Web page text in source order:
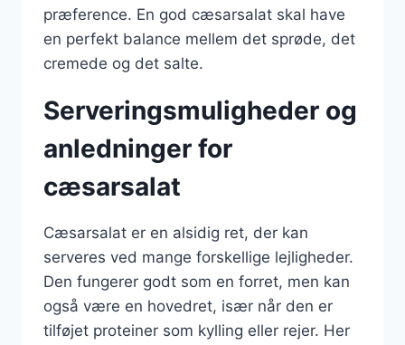
præference. En god cæsarsalat skal have
en perfekt balance mellem det sprøde, det
cremede og det salte.
Serveringsmuligheder og
anledninger for
cæsarsalat
Cæsarsalat er en alsidig ret, der kan
serveres ved mange forskellige lejligheder.
Den fungerer godt som en forret, men kan
også være en hovedret, især når den er
tilføjet proteiner som kylling eller rejer. Her